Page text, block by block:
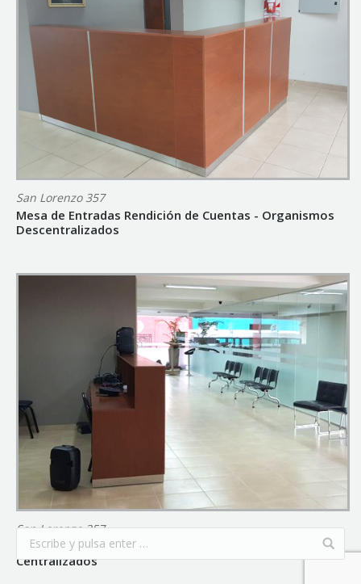
San Lorenzo 357
Mesa de Entradas Rendición de Cuentas - Organismos
Descentralizados
San Lorenzo 357
Mesa de Entradas Rendición de Cuentas - Organismos
Centralizados